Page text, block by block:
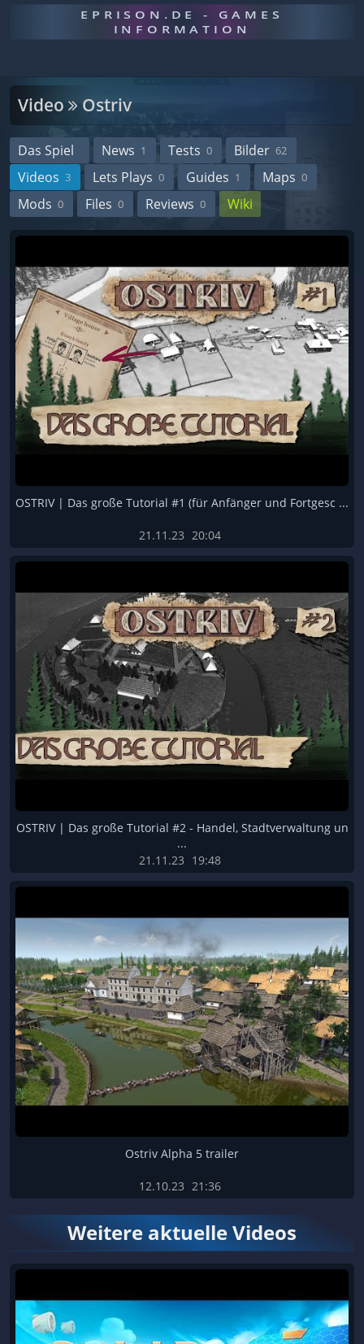
EPRISON.DE - GAMES
INFORMATION
Video Ostriv
Das Spiel News 1 Tests 0 Bilder 62
Videos 3 Lets Plays 0 Guides 1 Maps 0
Mods 0 Files 0 Reviews 0 Wiki
OSTRIV | Das große Tutorial #1 (für Anfänger und Fortgesc ...
21.11.23 20:04
OSTRIV | Das große Tutorial #2 - Handel, Stadtverwaltung un
...
21.11.23 19:48
Ostriv Alpha 5 trailer
12.10.23 21:36
Weitere aktuelle Videos